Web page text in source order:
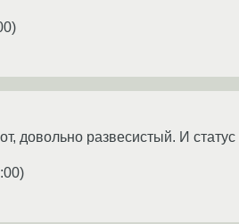
)
довольно развесистый. И
)